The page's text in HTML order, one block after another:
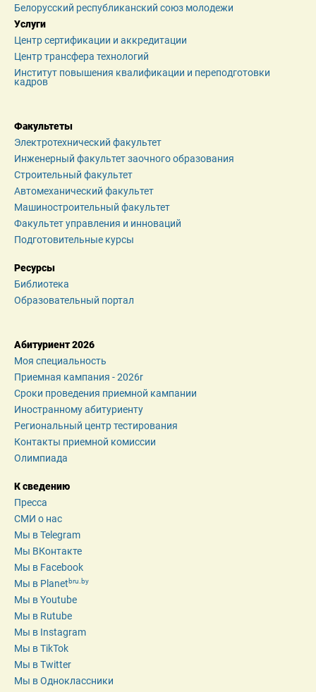
Белорусский республиканский союз молодежи
Услуги
Центр сертификации и аккредитации
Центр трансфера технологий
Институт повышения квалификации и переподготовки
кадров
Факультеты
Электротехнический факультет
Инженерный факультет заочного образования
Строительный факультет
Автомеханический факультет
Машиностроительный факультет
Факультет управления и инноваций
Подготовительные курсы
Ресурсы
Библиотека
Образовательный портал
Абитуриент 2026
Моя специальность
Приемная кампания - 2026r
Сроки проведения приемной кампании
Иностранному абитуриенту
Региональный центр тестирования
Контакты приемной комиссии
Олимпиада
К сведению
Пресса
СМИ о нас
Мы в Telegram
Мы ВКонтакте
Мы в Facebook
Мы в Planetbru.by
Мы в Youtube
Мы в Rutube
Мы в Instagram
Мы в TikTok
Мы в Twitter
Мы в Одноклассники